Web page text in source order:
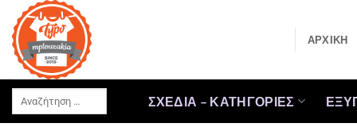
Μετάβαση
στο
περιεχόμενο
ΑΡΧΙΚΗ
Αναζήτηση
ΣΧΕΔΙΑ – ΚΑΤΗΓΟΡΙΕΣ